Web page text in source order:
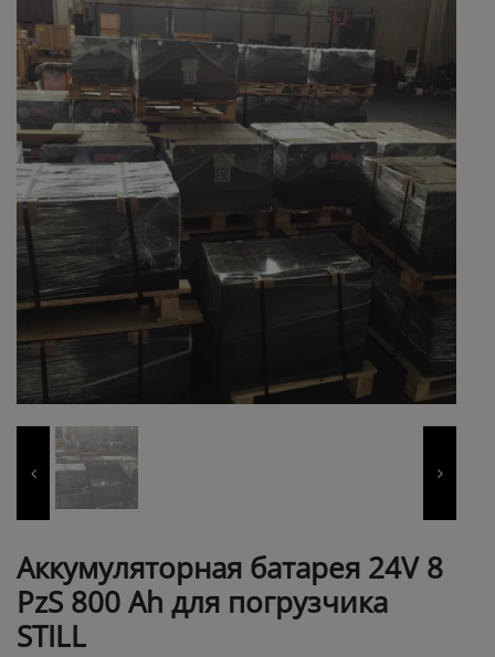
Аккумуляторная батарея 24V 8
PzS 800 Ah для погрузчика
STILL